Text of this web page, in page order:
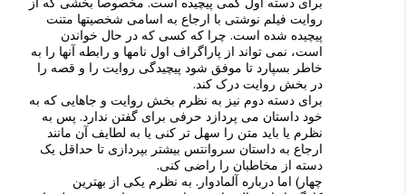
روایت فیلم نوشتی با ارجاع به اسامی شخصیتها متنت
پیچیده شده است. چرا که کسی که در حال خواندن
است، نمی تواند از پاراگراف اول نامها و رابطه آنها را به
خاطر بسپارد تا موفق شود پیچیدگی روایت را و قصه را
در بخش روایت درک کند.
برای دسته دوم نیز به نظرم بخش روایت و جاهایی که به
خود داستان می پردازد حرفی برای گفتن ندارد. پس به
نظرم یا باید متن را سهل تر کنی یا به لطایف آن مانند
ارجاع به داستان سروانتس بیشتر بپردازی تا حداقل یک
دسته از مخاطبان را راضی کنی.
چهار) اما درباره آلمادوار. به نظرم یکی از بهترین